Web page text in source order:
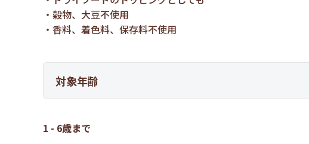
穀物、大豆不使用
香料、着色料、保存料不使用
対象年齢
1 - 6歳まで